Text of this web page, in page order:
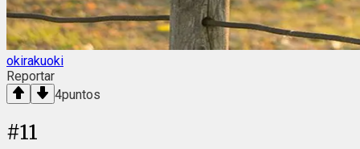
okirakuoki
Reportar
4puntos
#11